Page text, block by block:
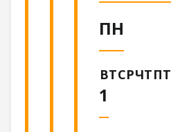
ПН
ВТСРЧТПТ
1